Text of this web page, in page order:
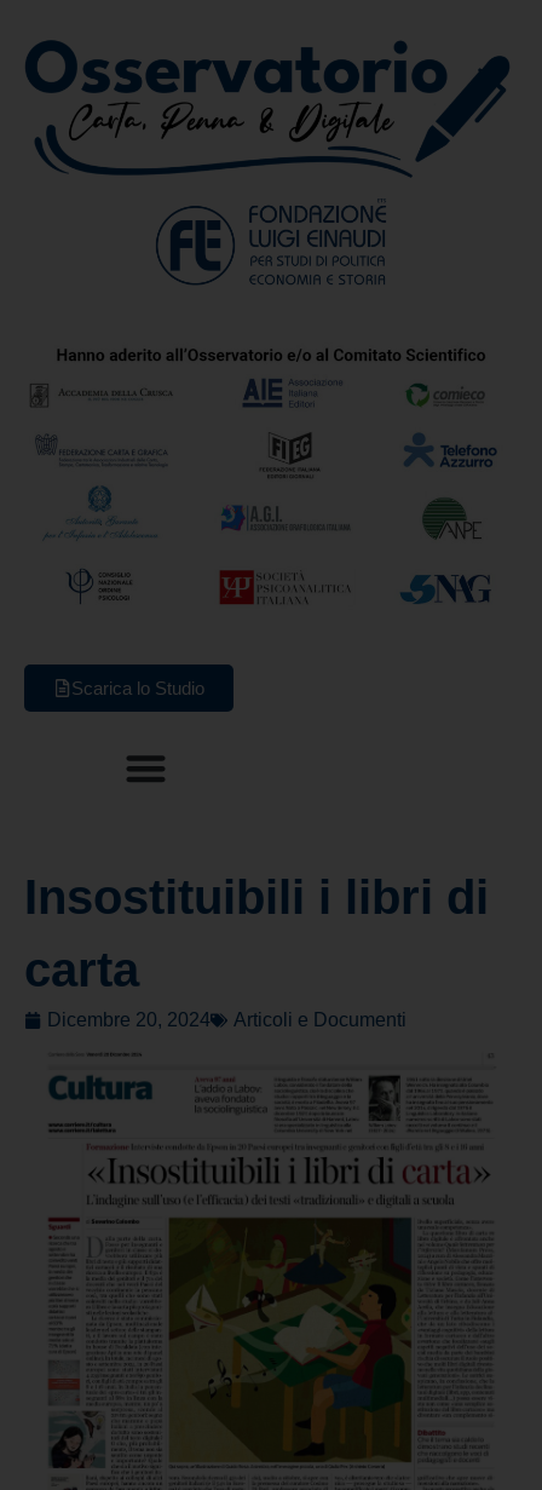
Scarica lo Studio
Insostituibili i libri di
carta
Dicembre 20, 2024 Articoli e Documenti